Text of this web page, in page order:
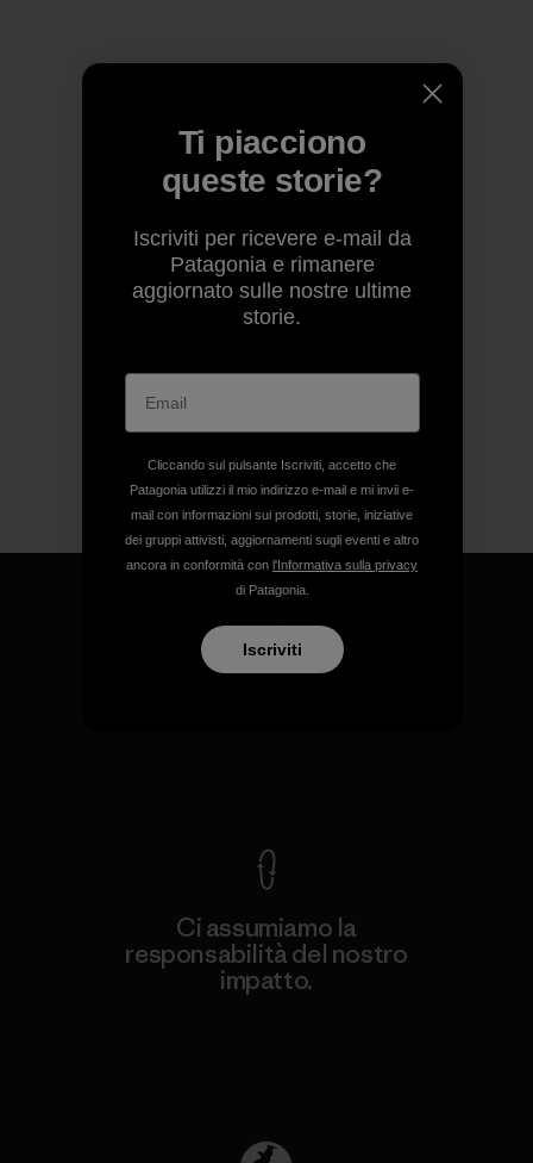
Ci assumiamo la
responsabilità del nostro
impatto.
Ti piacciono
queste storie?
Iscriviti per ricevere e-mail da
Patagonia e rimanere
aggiornato sulle nostre ultime
storie.
Cliccando sul pulsante Iscriviti, accetto che
Patagonia utilizzi il mio indirizzo e-mail e mi invii e-
mail con informazioni sui prodotti, storie, iniziative
dei gruppi attivisti, aggiornamenti sugli eventi e altro
ancora in conformità con l'Informativa sulla privacy
di Patagonia.
Iscriviti